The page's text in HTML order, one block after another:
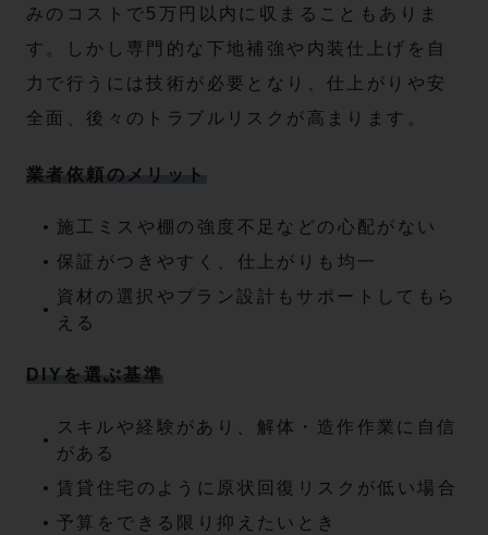
みのコストで5万円以内に収まることもありま
す。しかし専門的な下地補強や内装仕上げを自
力で行うには技術が必要となり、仕上がりや安
全面、後々のトラブルリスクが高まります。
業者依頼のメリット
施工ミスや棚の強度不足などの心配がない
保証がつきやすく、仕上がりも均一
資材の選択やプラン設計もサポートしてもら
える
DIYを選ぶ基準
スキルや経験があり、解体・造作作業に自信
がある
賃貸住宅のように原状回復リスクが低い場合
予算をできる限り抑えたいとき